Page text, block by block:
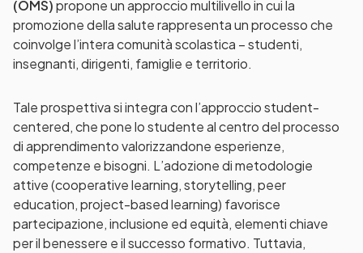
(OMS)propone un approccio multilivello in cui la
promozione della salute rappresenta un processo che
coinvolge l’intera comunità scolastica – studenti,
insegnanti, dirigenti, famiglie e territorio.
Tale prospettiva si integra con l’approccio student-
centered, che pone lo studente al centro del processo
di apprendimento valorizzandone esperienze,
competenze e bisogni. L’adozione di metodologie
attive (cooperative learning, storytelling, peer
education, project-based learning) favorisce
partecipazione, inclusione ed equità, elementi chiave
per il benessere e il successo formativo. Tuttavia,